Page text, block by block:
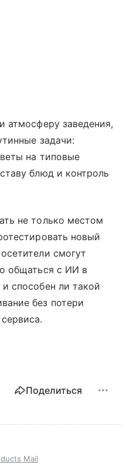
атмосферу заведения,
задачи:
на типовые
блюд и контроль
не только местом
новый
смогут
общаться с ИИ в
способен ли такой
без потери
Поделиться
Mail